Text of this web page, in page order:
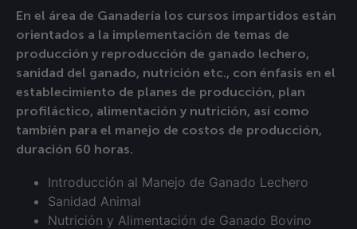
En el área de Ganadería los cursos impartidos están
orientados a la implementación de temas de
producción y reproducción de ganado lechero,
sanidad del ganado, nutrición etc., con énfasis en el
establecimiento de planes de producción, plan
profiláctico, alimentación y nutrición, así como
también para el manejo de costos de producción,
duración 60 horas.
Introducción al Manejo de Ganado Lechero
Sanidad Animal
Nutrición y Alimentación de Ganado Bovino